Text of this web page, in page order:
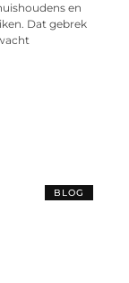
en
Dat gebrek
BLOG